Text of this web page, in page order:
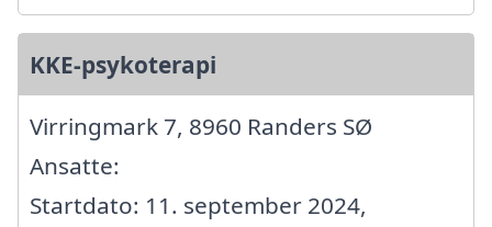
KKE-psykoterapi
Virringmark 7, 8960 Randers SØ
Ansatte:
Startdato: 11. september 2024,